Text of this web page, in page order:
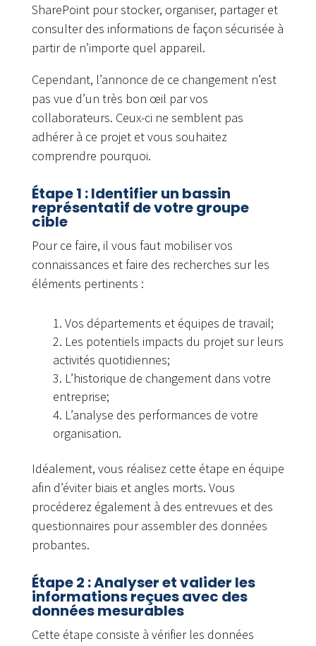
SharePoint pour stocker, organiser, partager et
consulter des informations de façon sécurisée à
partir de n’importe quel appareil.
Cependant, l’annonce de ce changement n’est
pas vue d’un très bon œil par vos
collaborateurs. Ceux-ci ne semblent pas
adhérer à ce projet et vous souhaitez
comprendre pourquoi.
Étape 1 : Identifier un bassin
représentatif de votre groupe
cible
Pour ce faire, il vous faut mobiliser vos
connaissances et faire des recherches sur les
éléments pertinents :
Vos départements et équipes de travail;
Les potentiels impacts du projet sur leurs
activités quotidiennes;
L’historique de changement dans votre
entreprise;
L’analyse des performances de votre
organisation.
Idéalement, vous réalisez cette étape en équipe
afin d’éviter biais et angles morts. Vous
procéderez également à des entrevues et des
questionnaires pour assembler des données
probantes.
Étape 2 : Analyser et valider les
informations reçues avec des
données mesurables
Cette étape consiste à vérifier les données